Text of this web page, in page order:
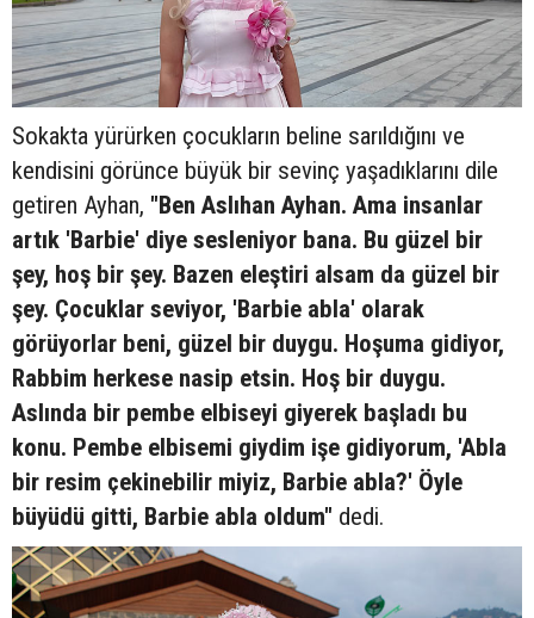
Sokakta yürürken çocukların beline sarıldığını ve
kendisini görünce büyük bir sevinç yaşadıklarını dile
getiren Ayhan, "Ben Aslıhan Ayhan. Ama insanlar
artık 'Barbie' diye sesleniyor bana. Bu güzel bir
şey, hoş bir şey. Bazen eleştiri alsam da güzel bir
şey. Çocuklar seviyor, 'Barbie abla' olarak
görüyorlar beni, güzel bir duygu. Hoşuma gidiyor,
Rabbim herkese nasip etsin. Hoş bir duygu.
Aslında bir pembe elbiseyi giyerek başladı bu
konu. Pembe elbisemi giydim işe gidiyorum, 'Abla
bir resim çekinebilir miyiz, Barbie abla?' Öyle
büyüdü gitti, Barbie abla oldum" dedi.